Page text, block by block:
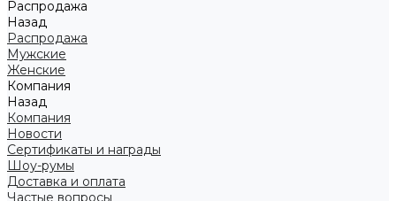
Распродажа
Назад
Распродажа
Мужские
Женские
Компания
Назад
Компания
Новости
Сертификаты и награды
Шоу-румы
Доставка и оплата
Частые вопросы